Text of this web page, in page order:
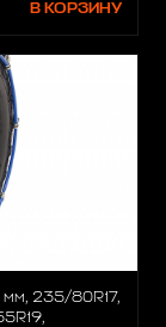
В КОРЗИНУ
мм, 235/80R17,